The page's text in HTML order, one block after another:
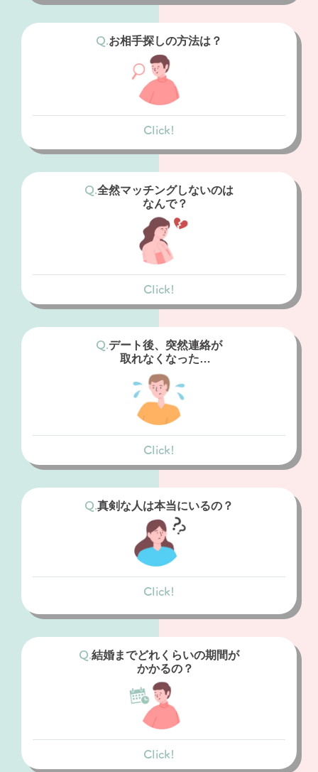
結婚相談所
真剣に結婚を考えている人
お相手探しの方法は？
グを待ちます。
結婚相談所
条件に合う会員を選択するだけでなく、カウ
介もあります。
Click!
全然マッチングしないのは
なんで？
アプリでは際限なくいいねをしたり、された
りするため、上位のモテる人に集中する仕組
みになります。
フェアな出会いは期待できません。
結婚相談所
相談所では、月間マッチング数を制限してい
を紹介してもらうこともできます。
Click!
デート後、突然連絡が
取れなくなった…
アプリは際限なく出会うことができるため、
あなたのことを気に入っていたとしても、よ
り条件の良い人からいいねがくれば、気持ち
が移ってしまうためです。
結婚相談所
報告する必要があるため、理由もなく連絡が
取れなくなるケースはほぼありません。
Click!
真剣な人は本当にいるの？
潜んでいます。
結婚相談所
短い期間で自分にあった人と出会い、結婚し
条件をクリアした独身限定です。
Click!
結婚までどれくらいの期間が
かかるの？
Click!